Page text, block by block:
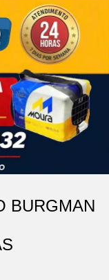
BURGMAN